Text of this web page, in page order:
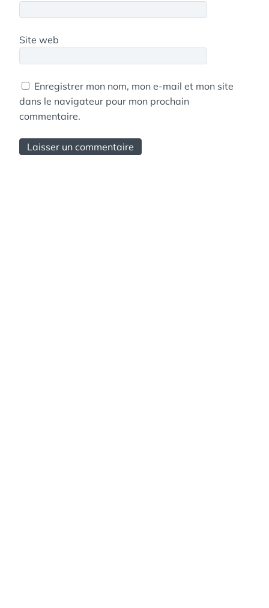
Site web
Enregistrer mon nom, mon e-mail et mon site
dans le navigateur pour mon prochain
commentaire.